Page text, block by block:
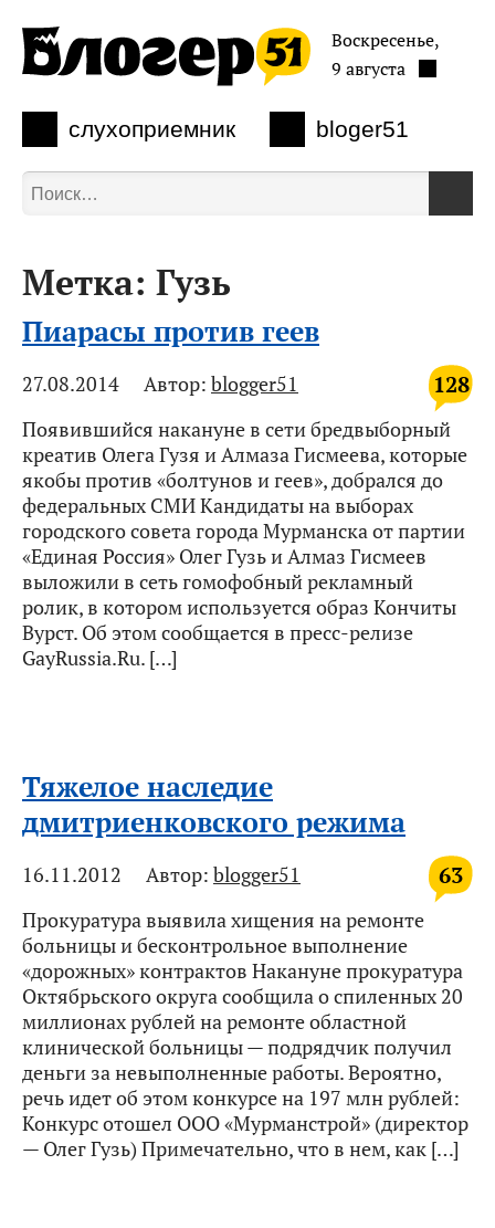
слухоприемник bloger51
Воскресенье,
9 августа
Метка: Гузь
Пиарасы против геев
128
27.08.2014 Автор: blogger51
Появившийся накануне в сети бредвыборный
креатив Олега Гузя и Алмаза Гисмеева, которые
якобы против «болтунов и геев», добрался до
федеральных СМИ Кандидаты на выборах
городского совета города Мурманска от партии
«Единая Россия» Олег Гузь и Алмаз Гисмеев
выложили в сеть гомофобный рекламный
ролик, в котором используется образ Кончиты
Вурст. Об этом сообщается в пресс-релизе
GayRussia.Ru. […]
Тяжелое наследие
дмитриенковского режима
63
16.11.2012 Автор: blogger51
Прокуратура выявила хищения на ремонте
больницы и бесконтрольное выполнение
«дорожных» контрактов Накануне прокуратура
Октябрьского округа сообщила о спиленных 20
миллионах рублей на ремонте областной
клинической больницы — подрядчик получил
деньги за невыполненные работы. Вероятно,
речь идет об этом конкурсе на 197 млн рублей:
Конкурс отошел ООО «Мурманстрой» (директор
— Олег Гузь) Примечательно, что в нем, как […]